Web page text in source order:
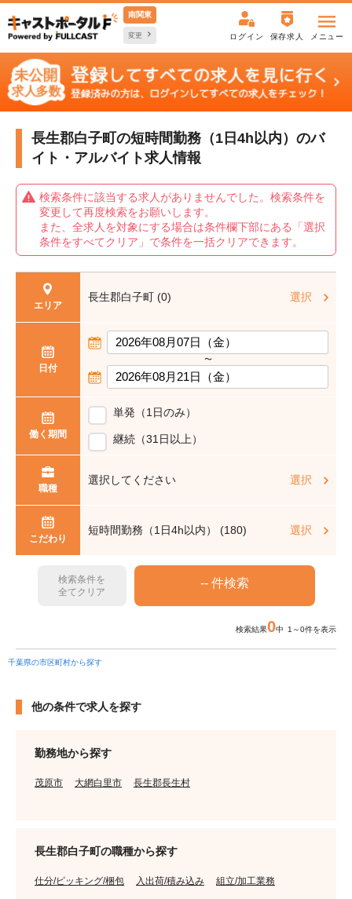
南関東
変更 ログイン 保存求人 メニュー
長生郡白子町の短時間勤務（1日4h以内）のバ
イト・アルバイト求人情報
検索条件に該当する求人がありませんでした。検索条件を
変更して再度検索をお願いします。
また、全求人を対象にする場合は条件欄下部にある「選択
条件をすべてクリア」で条件を一括クリアできます。
エリア
長生郡白子町 (0) 選択
日付
〜
働く期間
単発（1日のみ）
継続（31日以上）
職種
選択してください 選択
こだわり
短時間勤務（1日4h以内） (180) 選択
検索条件を
全てクリア
検索結果0中 1～0件を表示
千葉県の市区町村から探す
他の条件で求人を探す
勤務地から探す
茂原市 大網白里市 長生郡長生村
長生郡白子町の職種から探す
仕分/ピッキング/梱包 入出荷/積み込み 組立/加工業務